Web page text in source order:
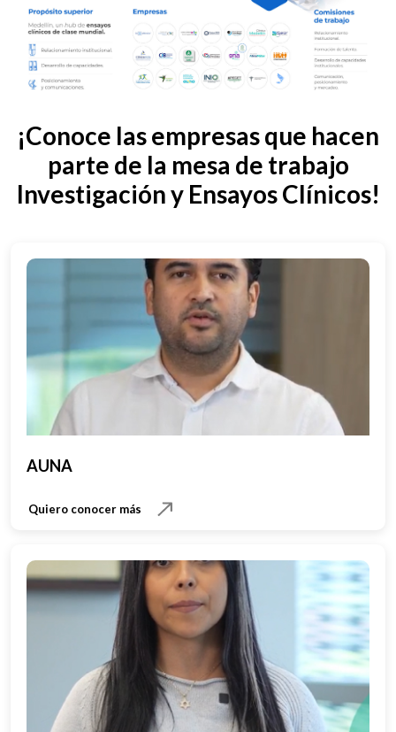
¡Conoce las empresas que hacen
parte de la mesa de trabajo
Investigación y Ensayos Clínicos!
AUNA
Quiero conocer más